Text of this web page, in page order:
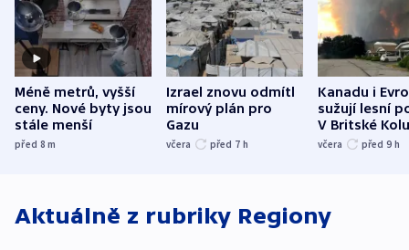
Méně metrů, vyšší
ceny. Nové byty jsou
stále menší
před 8m
Izrael znovu odmítl
mírový plán pro
Gazu
včera před 7 h
Kanadu i
sužují lesní
V Britské
evakuovali
včera před 9 h
Aktuálně z rubriky Regiony